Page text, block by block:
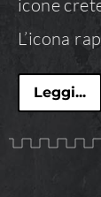
icone
L’icona
Leggi...